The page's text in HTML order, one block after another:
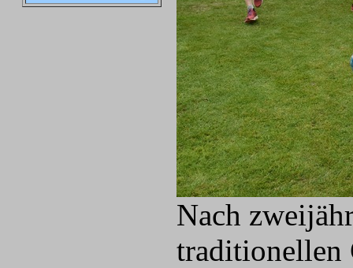
Nach
traditionellen